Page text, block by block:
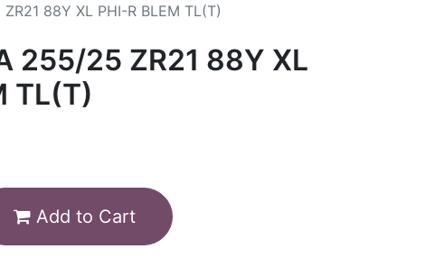
88Y XL PHI-R BLEM TL(T)
255/25 ZR21 88Y XL
TL(T)
Add to Cart